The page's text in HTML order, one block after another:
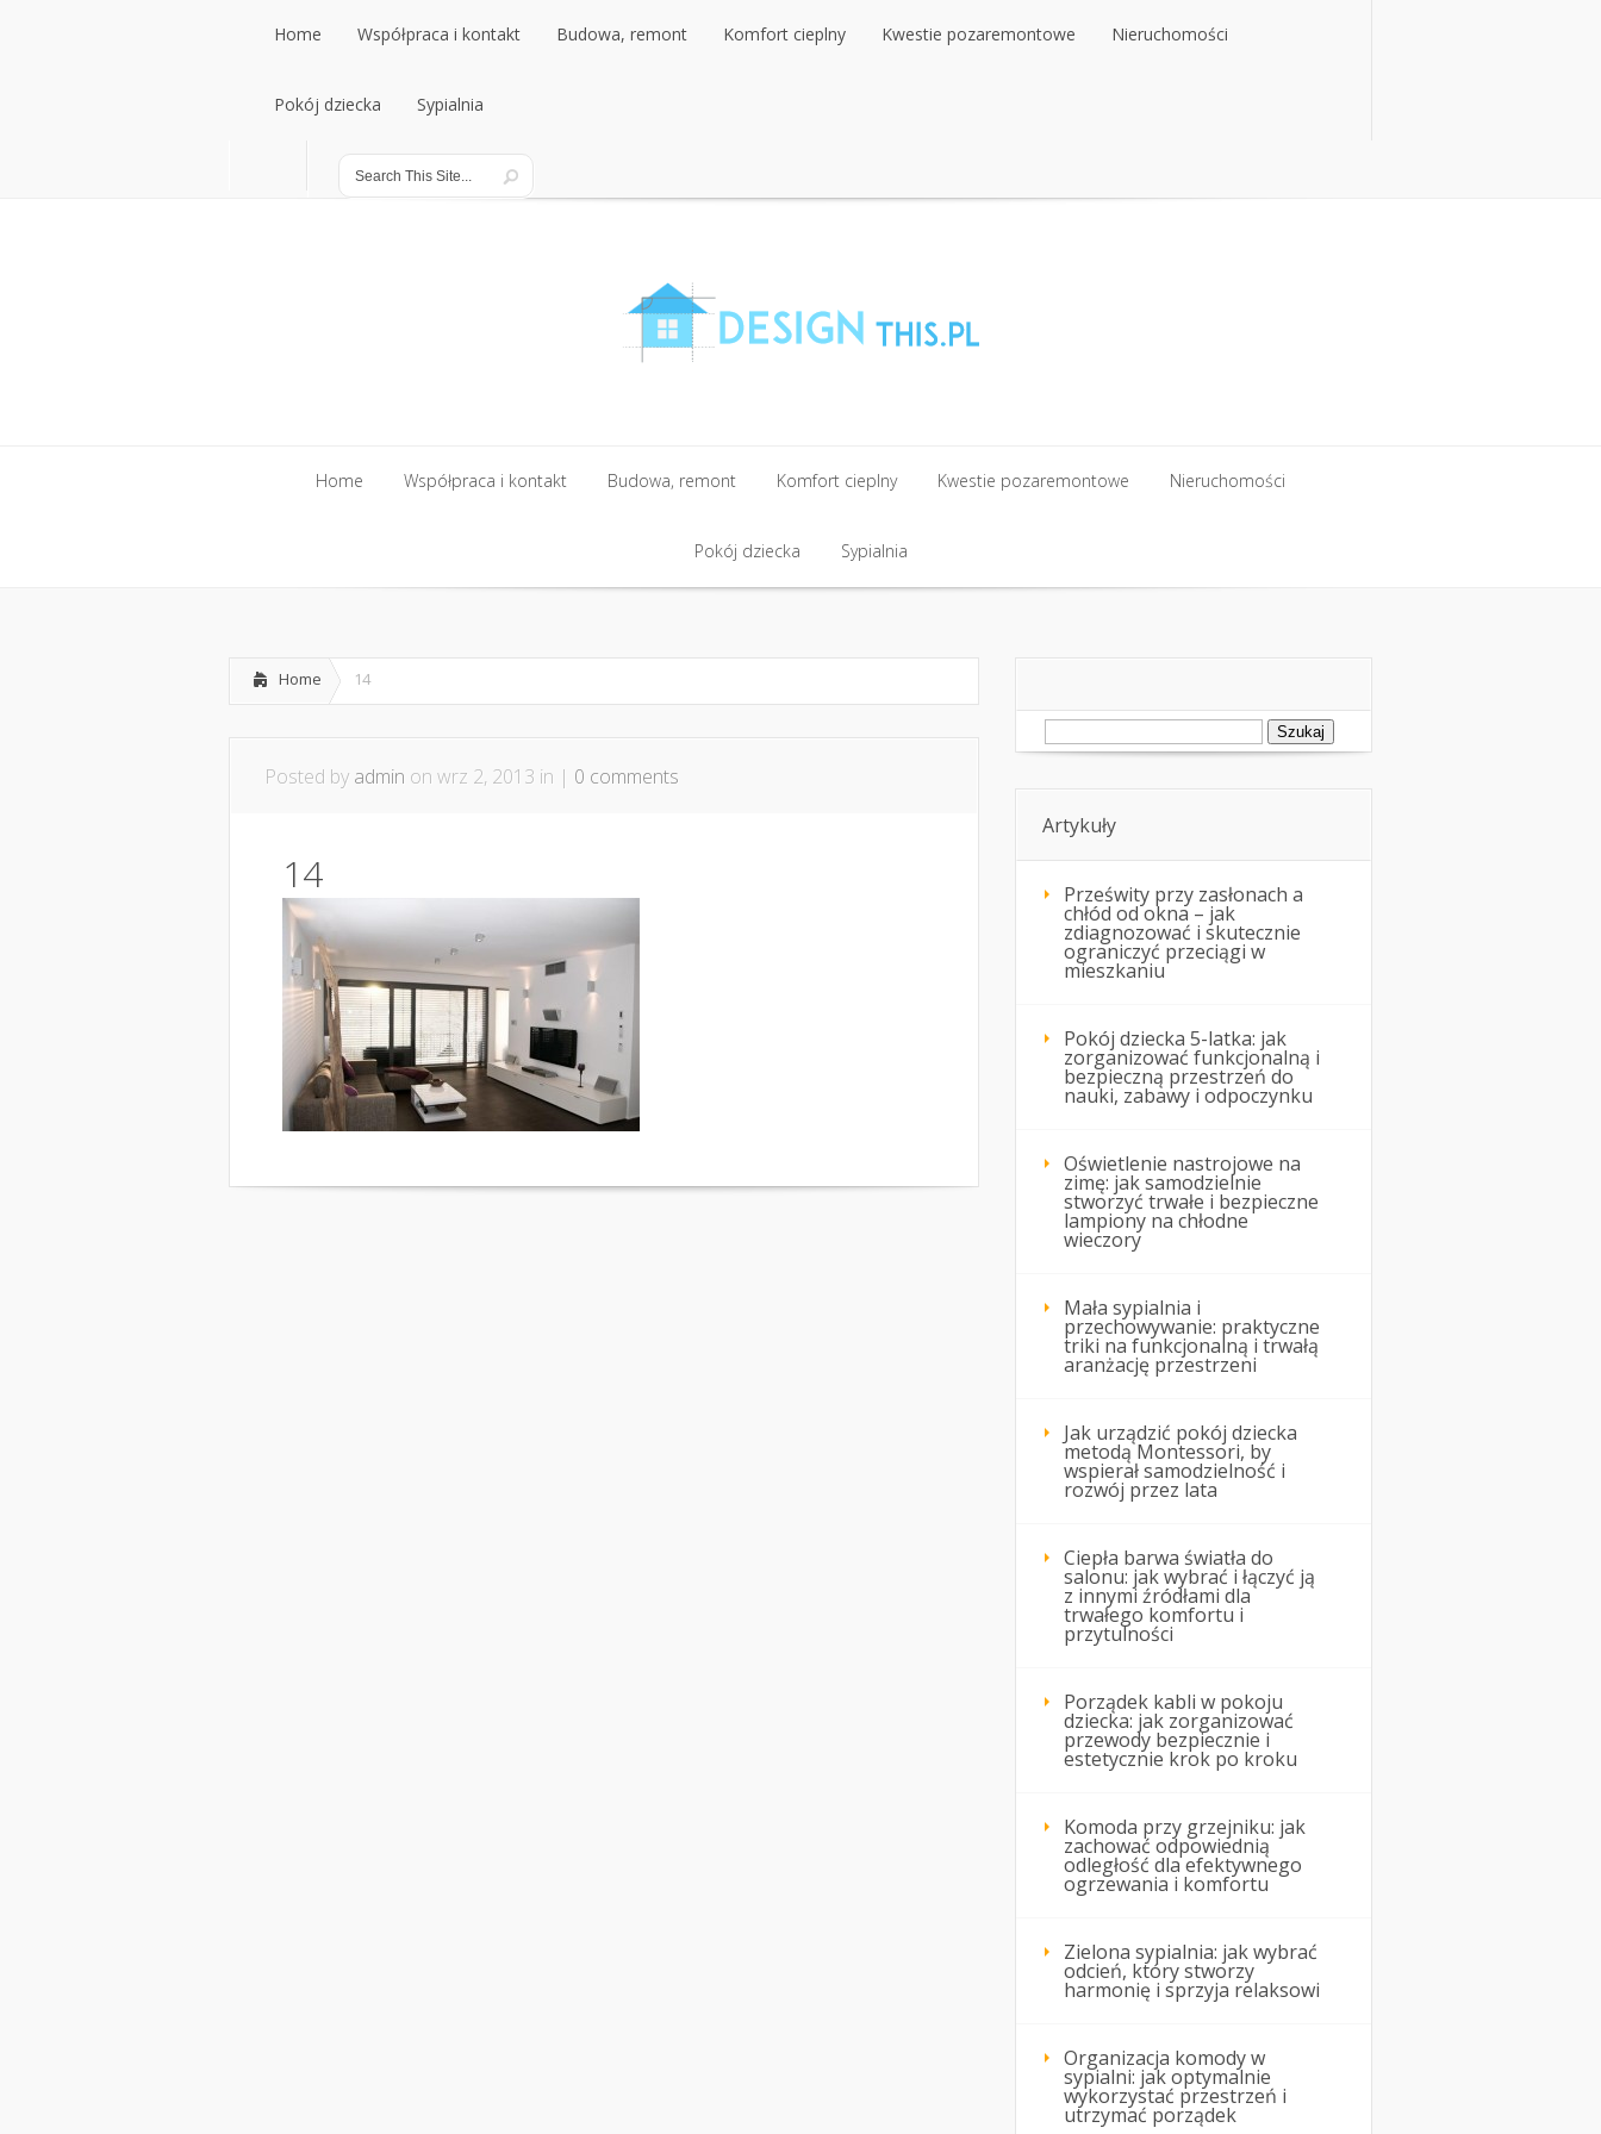
Home
Home
Współpraca i kontakt
Współpraca i kontakt
Budowa, remont Komfort cieplny Kwestie pozaremontowe Nieruchomości
Pokój dziecka
Pokój dziecka
Sypialnia
Sypialnia
Home Współpraca i kontakt Budowa, remont
Budowa, remont
Komfort cieplny
Komfort cieplny
Kwestie pozaremontowe Nieruchomości
Pokój dziecka Sypialnia
Home 14
Posted by admin on wrz 2, 2013 in | 0 comments
14
Szukaj:
Artykuły
Prześwity przy zasłonach a
chłód od okna – jak
zdiagnozować i skutecznie
ograniczyć przeciągi w
mieszkaniu
Pokój dziecka 5-latka: jak
zorganizować funkcjonalną i
bezpieczną przestrzeń do
nauki, zabawy i odpoczynku
Oświetlenie nastrojowe na
zimę: jak samodzielnie
stworzyć trwałe i bezpieczne
lampiony na chłodne
wieczory
Mała sypialnia i
przechowywanie: praktyczne
triki na funkcjonalną i trwałą
aranżację przestrzeni
Jak urządzić pokój dziecka
metodą Montessori, by
wspierał samodzielność i
rozwój przez lata
Ciepła barwa światła do
salonu: jak wybrać i łączyć ją
z innymi źródłami dla
trwałego komfortu i
przytulności
Porządek kabli w pokoju
dziecka: jak zorganizować
przewody bezpiecznie i
estetycznie krok po kroku
Komoda przy grzejniku: jak
zachować odpowiednią
odległość dla efektywnego
ogrzewania i komfortu
Zielona sypialnia: jak wybrać
odcień, który stworzy
harmonię i sprzyja relaksowi
Organizacja komody w
sypialni: jak optymalnie
wykorzystać przestrzeń i
utrzymać porządek